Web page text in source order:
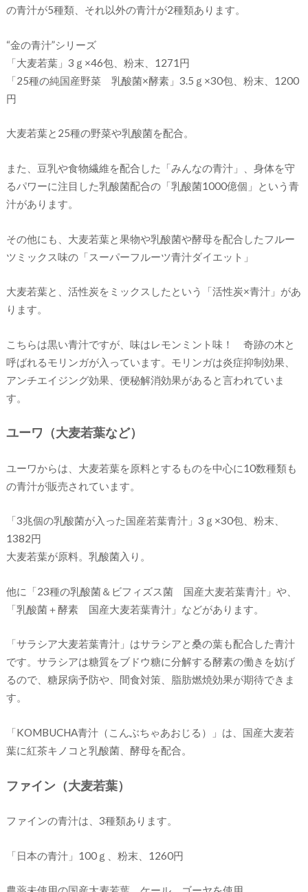
の青汁が5種類、それ以外の青汁が2種類あります。
“金の青汁”シリーズ
「大麦若葉」3ｇ×46包、粉末、1271円
「25種の純国産野菜 乳酸菌×酵素」3.5ｇ×30包、粉末、1200
円
大麦若葉と25種の野菜や乳酸菌を配合。
また、豆乳や食物繊維を配合した「みんなの青汁」、身体を守
るパワーに注目した乳酸菌配合の「乳酸菌1000億個」という青
汁があります。
その他にも、大麦若葉と果物や乳酸菌や酵母を配合したフルー
ツミックス味の「スーパーフルーツ青汁ダイエット」
大麦若葉と、活性炭をミックスしたという「活性炭×青汁」があ
ります。
こちらは黒い青汁ですが、味はレモンミント味！ 奇跡の木と
呼ばれるモリンガが入っています。モリンガは炎症抑制効果、
アンチエイジング効果、便秘解消効果があると言われていま
す。
ユーワ（大麦若葉など）
ユーワからは、大麦若葉を原料とするものを中心に10数種類も
の青汁が販売されています。
「3兆個の乳酸菌が入った国産若葉青汁」3ｇ×30包、粉末、
1382円
大麦若葉が原料。乳酸菌入り。
他に「23種の乳酸菌＆ビフィズス菌 国産大麦若葉青汁」や、
「乳酸菌＋酵素 国産大麦若葉青汁」などがあります。
「サラシア大麦若葉青汁」はサラシアと桑の葉も配合した青汁
です。サラシアは糖質をブドウ糖に分解する酵素の働きを妨げ
るので、糖尿病予防や、間食対策、脂肪燃焼効果が期待できま
す。
「KOMBUCHA青汁（こんぶちゃあおじる）」は、国産大麦若
葉に紅茶キノコと乳酸菌、酵母を配合。
ファイン（大麦若葉）
ファインの青汁は、3種類あります。
「日本の青汁」100ｇ、粉末、1260円